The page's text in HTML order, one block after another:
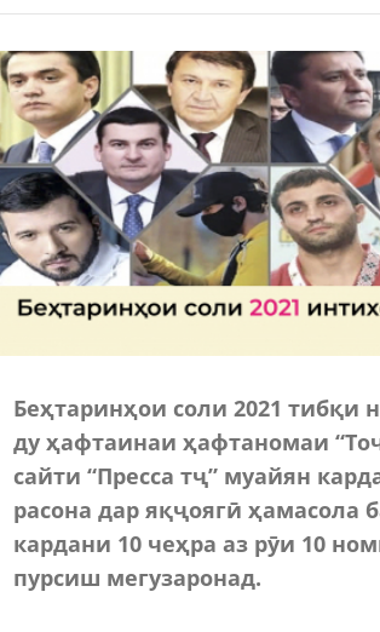
Беҳтаринҳои соли 2021 тибқи
ду ҳафтаинаи ҳафтаномаи
сайти “Пресса тҷ” муайян
расона дар яқҷоягӣ ҳамасола
кардани 10 чеҳра аз рӯи 10
пурсиш мегузаронад.